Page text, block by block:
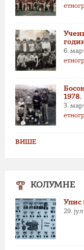
6.
1978.
3.
ВИШЕ
КОЛУМНЕ
Упис
29.